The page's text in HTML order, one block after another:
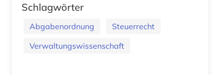
Schlagwörter
Abgabenordnung
Steuerrecht
Verwaltungswissenschaft